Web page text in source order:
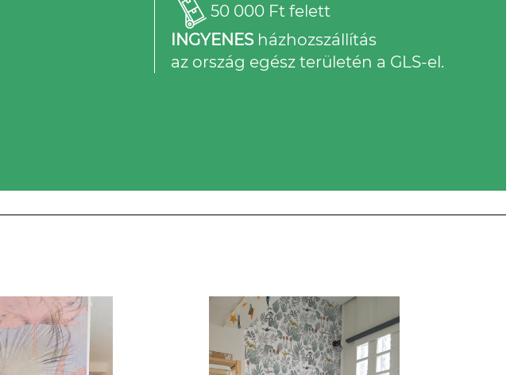
50 000 Ft felett
INGYENESházhozszállítás
az ország egész területén a GLS-el.